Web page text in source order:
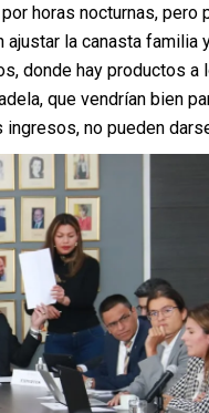
horas nocturnas, pero
ajustar la canasta familia
donde hay productos a
que vendrían bien
ingresos, no pueden